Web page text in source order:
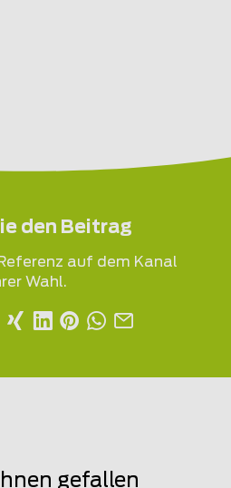
den Beitrag
auf dem Kanal
Wahl.
gefallen